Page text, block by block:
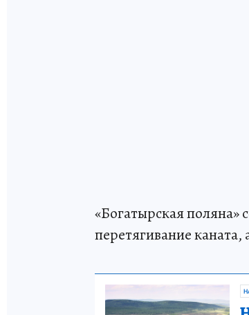
«Богатырская поляна»
перетягивание